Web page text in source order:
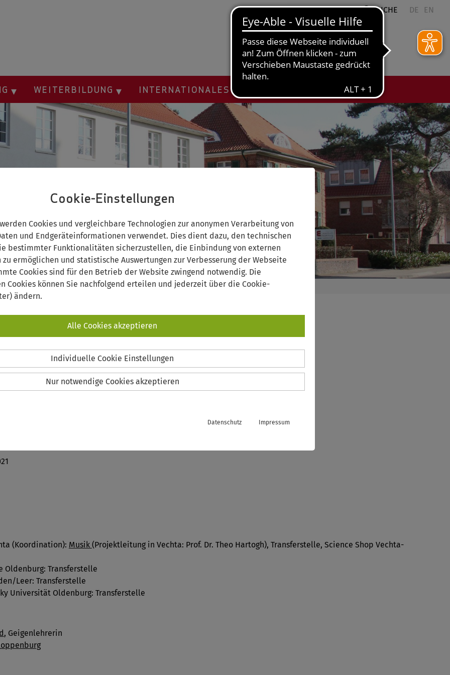
Cookie-Einstellungen
Cookies und vergleichbare Technologien zur anonymen Verarbeitung von
und Endgeräteinformationen verwendet. Dies dient dazu, den technischen
bestimmter Funktionalitäten sicherzustellen, die Einbindung von externen
ermöglichen und statistische Auswertungen zur Verbesserung der Webseite
Cookies sind für den Betrieb der Website zwingend notwendig. Die
Cookies können Sie nachfolgend erteilen und jederzeit über die Cookie-
ändern.
Alle Cookies akzeptieren
Individuelle Cookie Einstellungen
Nur notwendige Cookies akzeptieren
Datenschutz Impressum
QUICKLINKS SUCHE DE EN
WEITERBILDUNG INTERNATIONALES
für Region, Kultur und Technik
(Koordination): Musik (Projektleitung in Vechta: Prof. Dr. Theo Hartogh), Transferstelle, Science Shop Vechta-
Oldenburg: Transferstelle
Leer: Transferstelle
Universität Oldenburg: Transferstelle
, Geigenlehrerin